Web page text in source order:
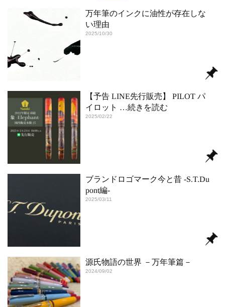
万年筆のインクに油性が存在しな
い理由
2025/10/30
【予告 LINE先行販売】 PILOT パ
イロット …続きを読む
2025/02/22
ブランドロゴマーク今と昔 ‐S.T.Du
pont編‐
2025/03/11
源氏物語の世界 －万年筆篇－
2024/09/02